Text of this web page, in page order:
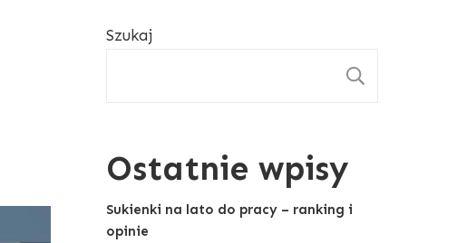
Szukaj
Ostatnie wpisy
Sukienki na lato do pracy – ranking i
opinie